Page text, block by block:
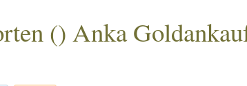
() Anka